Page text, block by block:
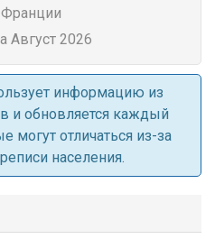
Август 2026
информацию из
и обновляется каждый
могут отличаться из-за
населения.